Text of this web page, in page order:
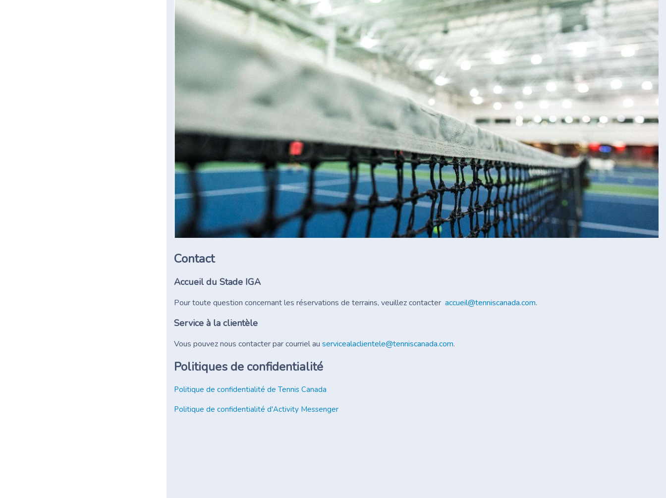
Contact
Accueil du Stade IGA
Pour toute question concernant les réservations de terrains, veuillez contacter accueil@tenniscanada.com.
Service à la clientèle
Vous pouvez nous contacter par courriel au servicealaclientele@tenniscanada.com.
Politiques de confidentialité
Politique de confidentialité de Tennis Canada
Politique de confidentialité d'Activity Messenger